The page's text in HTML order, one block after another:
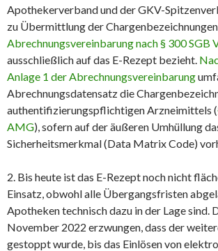
Apothekerverband und der GKV-
zu Übermittlung der
Abrechnungsvereinbarung nach § 300 SGB
ausschließlich auf das E-Rezept bezieht.
Anlage 1 der Abrechnungsvereinbarung
Abrechnungsdatensatz die
authentifizierungspflichtigen Arzneimittels (
AMG), sofern auf der äußeren Umhüllung
Sicherheitsmerkmal (Data Matrix Code)
2. Bis heute ist das E-Rezept noch nicht
Einsatz, obwohl alle Übergangsfristen
Apotheken technisch dazu in der Lage sind.
November 2022 erzwungen, dass der
gestoppt wurde, bis das Einlösen von